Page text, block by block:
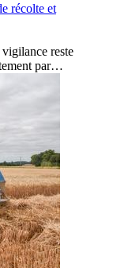
récolte et
reste
par…